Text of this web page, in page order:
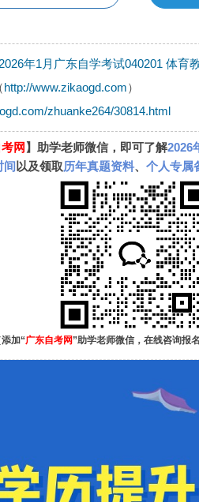
2026年1月广东自学考试040201 体育
http://www.zikaogd.com）
zhuanke264/30814.html
网 】助学老师微信，即可了解2026
间 以及领取历年真题资料、 个人专属
添加“广东自考网 ”助学老师微信，在线咨询报